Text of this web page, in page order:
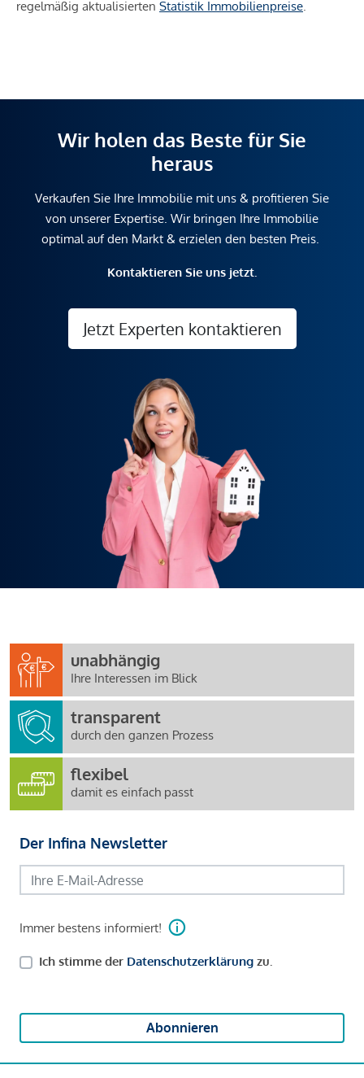
regelmäßig aktualisierten Statistik Immobilienpreise
Wir holen das Beste für Sie
heraus
Verkaufen Sie Ihre Immobilie mit uns & profitieren Sie
von unserer Expertise. Wir bringen Ihre Immobilie
optimal auf den Markt & erzielen den besten Preis.
Kontaktieren Sie uns jetzt.
Jetzt Experten kontaktieren
unabhängig
Ihre Interessen im Blick
transparent
durch den ganzen Prozess
flexibel
damit es einfach passt
Der Infina Newsletter
Immer bestens informiert!
Ich stimme der Datenschutzerklärung zu.
Abonnieren